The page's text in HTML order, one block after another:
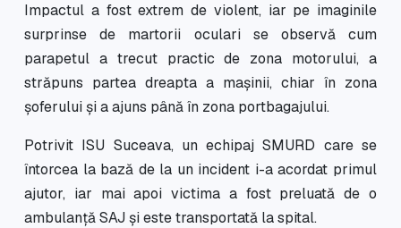
Impactul a fost extrem de violent, iar pe imaginile
surprinse de martorii oculari se observă cum
parapetul a trecut practic de zona motorului, a
străpuns partea dreapta a mașinii, chiar în zona
șoferului și a ajuns până în zona portbagajului.
Potrivit ISU Suceava, un echipaj SMURD care se
întorcea la bază de la un incident i-a acordat primul
ajutor, iar mai apoi victima a fost preluată de o
ambulanță SAJ și este transportată la spital.